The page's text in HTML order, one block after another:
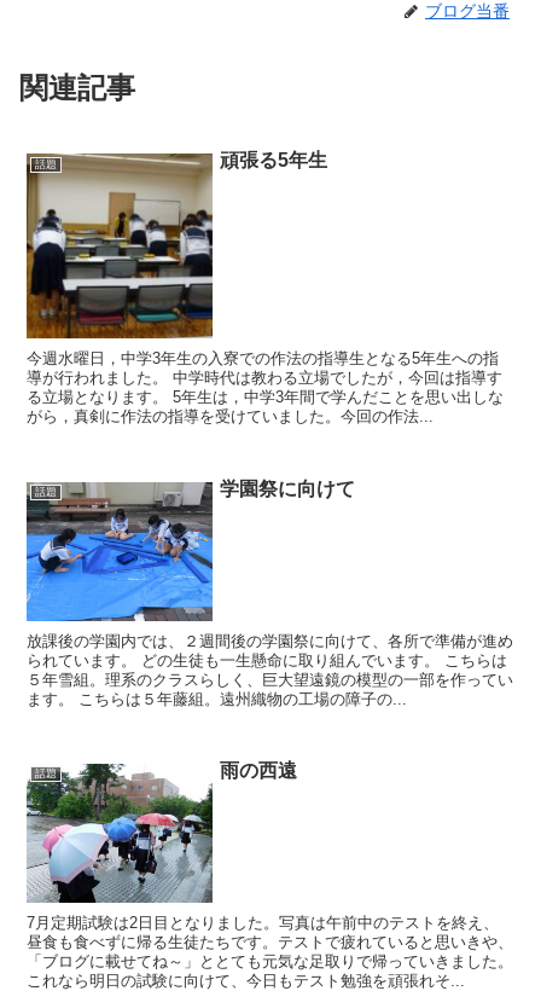
ブログ当番
関連記事
話題 頑張る5年生
今週水曜日，中学3年生の入寮での作法の指導生となる5年生への指
導が行われました。 中学時代は教わる立場でしたが，今回は指導す
る立場となります。 5年生は，中学3年間で学んだことを思い出しな
がら，真剣に作法の指導を受けていました。今回の作法...
話題 学園祭に向けて
放課後の学園内では、２週間後の学園祭に向けて、各所で準備が進め
られています。 どの生徒も一生懸命に取り組んでいます。 こちらは
５年雪組。理系のクラスらしく、巨大望遠鏡の模型の一部を作ってい
ます。 こちらは５年藤組。遠州織物の工場の障子の...
話題 雨の西遠
7月定期試験は2日目となりました。写真は午前中のテストを終え、
昼食も食べずに帰る生徒たちです。テストで疲れていると思いきや、
「ブログに載せてね～」ととても元気な足取りで帰っていきました。
これなら明日の試験に向けて、今日もテスト勉強を頑張れそ...